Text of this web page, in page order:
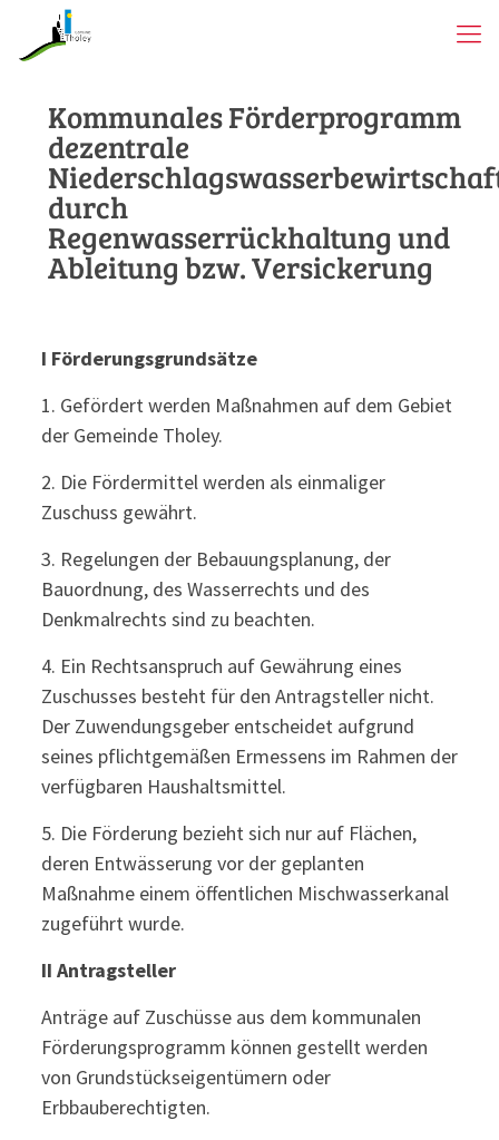
Kommunales Förderprogramm
dezentrale
durch
Regenwasserrückhaltung und
Ableitung bzw. Versickerung
I Förderungsgrundsätze
1. Gefördert werden Maßnahmen auf dem Gebiet
der Gemeinde Tholey.
2. Die Fördermittel werden als einmaliger
Zuschuss gewährt.
3. Regelungen der Bebauungsplanung, der
Bauordnung, des Wasserrechts und des
Denkmalrechts sind zu beachten.
4. Ein Rechtsanspruch auf Gewährung eines
Zuschusses besteht für den Antragsteller nicht.
Der Zuwendungsgeber entscheidet aufgrund
seines pflichtgemäßen Ermessens im Rahmen der
verfügbaren Haushaltsmittel.
5. Die Förderung bezieht sich nur auf Flächen,
deren Entwässerung vor der geplanten
Maßnahme einem öffentlichen Mischwasserkanal
zugeführt wurde.
II Antragsteller
Anträge auf Zuschüsse aus dem kommunalen
Förderungsprogramm können gestellt werden
von Grundstückseigentümern oder
Erbbauberechtigten.